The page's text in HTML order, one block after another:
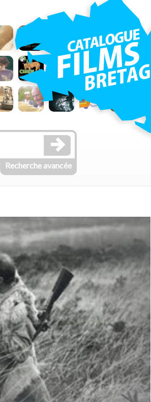
Recherche avancée